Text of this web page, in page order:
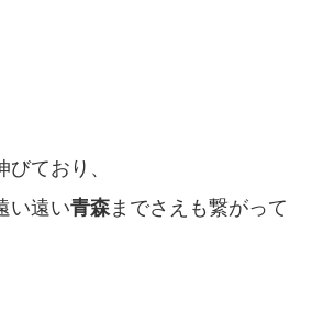
びており、
い遠い青森までさえも繋がって